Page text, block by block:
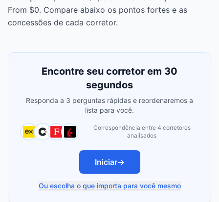
From $0. Compare abaixo os pontos fortes e as
concessões de cada corretor.
Encontre seu corretor em 30
segundos
Responda a 3 perguntas rápidas e reordenaremos a
lista para você.
Correspondência entre 4 corretores
analisados
Iniciar→
Ou escolha o que importa para você mesmo